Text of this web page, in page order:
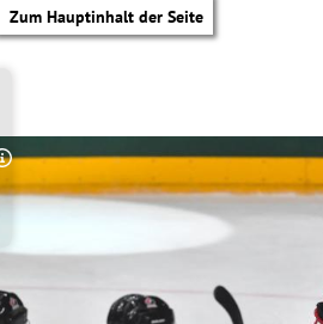
Zum Hauptinhalt der Seite
Copyright-Hinweis öffnen/schließen